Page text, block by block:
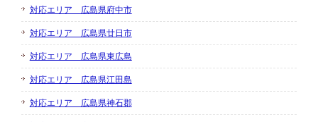
対応エリア 広島県府中市
対応エリア 広島県廿日市
対応エリア 広島県東広島
対応エリア 広島県江田島
対応エリア 広島県神石郡